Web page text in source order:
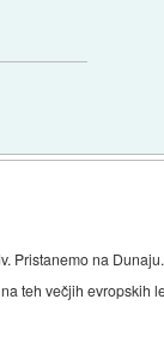
na
teh večjih evropskih